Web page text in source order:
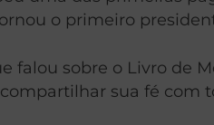
o primeiro
falou sobre o Livro de
sua fé com